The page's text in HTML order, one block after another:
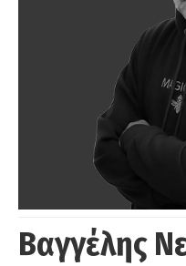
Βαγγέλης